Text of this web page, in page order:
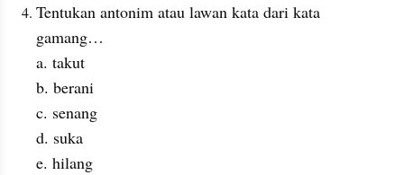
Tentukan antonim atau lawan kata dari kata
gamang…
a. takut
b. berani
c. senang
d. suka
e. hilang